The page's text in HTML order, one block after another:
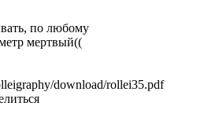
по любому
мертвый((
download/rollei35.pdf